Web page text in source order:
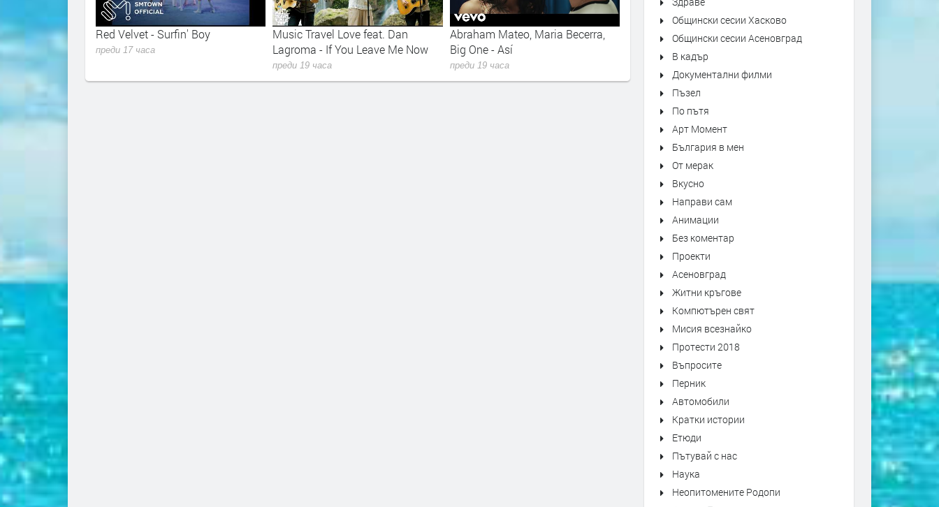
new chanel$ Red Velvet - Surfin' Boy
преди 17 часа
Music Travel Love feat. Dan
Lagroma - If You Leave Me Now
преди 19 часа
Abraham Mateo, Maria Becerra,
Big One - Así
преди 19 часа
Надежда Богоев - Огън и земя
Общински сесии Хасково
Общински сесии Асеновград
В кадър
Документални филми
Пъзел
По пътя
Арт Момент
България в мен
От мерак
Вкусно
Направи сам
Анимации
Без коментар
Проекти
Асеновград
Житни кръгове
Компютърен свят
Мисия всезнайко
Протести 2018
Въпросите
Перник
Автомобили
Кратки истории
Етюди
Пътувай с нас
Наука
Неопитомените Родопи